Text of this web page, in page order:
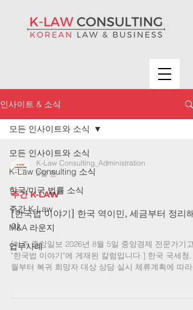
인사이트 & 소식
모든 인사이트와 소식
K-Law Consulting 소식
한국/미국 법률 소식
주간 K-Law
M&A 라운지
업무사례
모든 인사이트와 소식
K-Law Consulting_Administration
2일 전
주간 K-LAW
[한국법 이야기] 한국 역이민, 세금부터 정리해
야
[미주 중앙일보 2026년 8월 5일 중앙경제 전문가기고
"한국법 이야기"에 게재된 칼럼입니다.] 한국 국세청, 7
월부터 복귀 희망자 대상 상담 실시 체류계획에 따라